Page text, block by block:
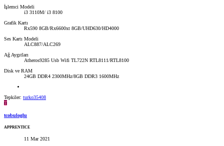
İşlemci Modeli
i3 3110M/ i3 8100
Grafik Kartı
Rx590 8GB/Rx6600xt 8GB/UHD630/HD4000
Ses Kartı Modeli
ALC887/ALC269
Ağ Aygıtları
Atheros9285 Usb Wifi TL722N RTL8111/RTL8100
Disk ve RAM
24GB DDR4 2300MHz/8GB DDR3 1600MHz
Tepkiler: turko35408
T
tcobuloglu
APPRENTICE
11 Mar 2021